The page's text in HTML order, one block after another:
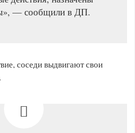
— сообщили в ДП.
соседи выдвигают свои